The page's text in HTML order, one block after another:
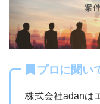
プロに聞い
株式会社adanは